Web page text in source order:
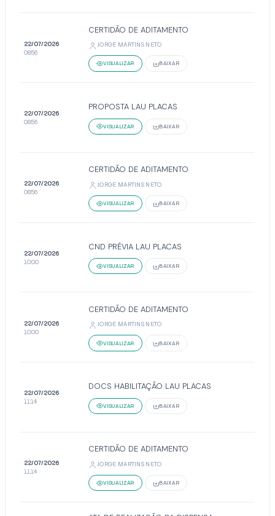
22/07/2026
08:56
CERTIDÃO DE ADITAMENTO
JORGE MARTINS NETO
VISUALIZAR BAIXAR
22/07/2026
08:56
PROPOSTA LAU PLACAS
VISUALIZAR BAIXAR
22/07/2026
08:56
CERTIDÃO DE ADITAMENTO
JORGE MARTINS NETO
VISUALIZAR BAIXAR
22/07/2026
10:00
CND PRÉVIA LAU PLACAS
VISUALIZAR BAIXAR
22/07/2026
10:00
CERTIDÃO DE ADITAMENTO
JORGE MARTINS NETO
VISUALIZAR BAIXAR
22/07/2026
11:14
DOCS HABILITAÇÃO LAU PLACAS
VISUALIZAR BAIXAR
22/07/2026
11:14
CERTIDÃO DE ADITAMENTO
JORGE MARTINS NETO
VISUALIZAR BAIXAR